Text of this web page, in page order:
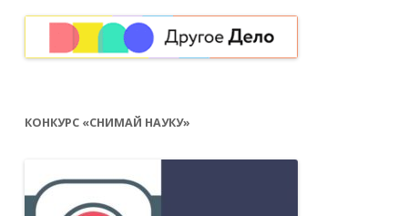
КОНКУРС «СНИМАЙ НАУКУ»